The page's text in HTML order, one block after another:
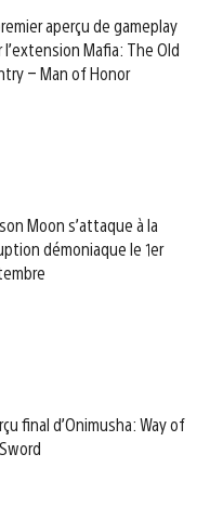
aperçu de gameplay
l’extension Mafia: The Old
– Man of Honor
Moon s’attaque à la
démoniaque le 1er
final d’Onimusha: Way of